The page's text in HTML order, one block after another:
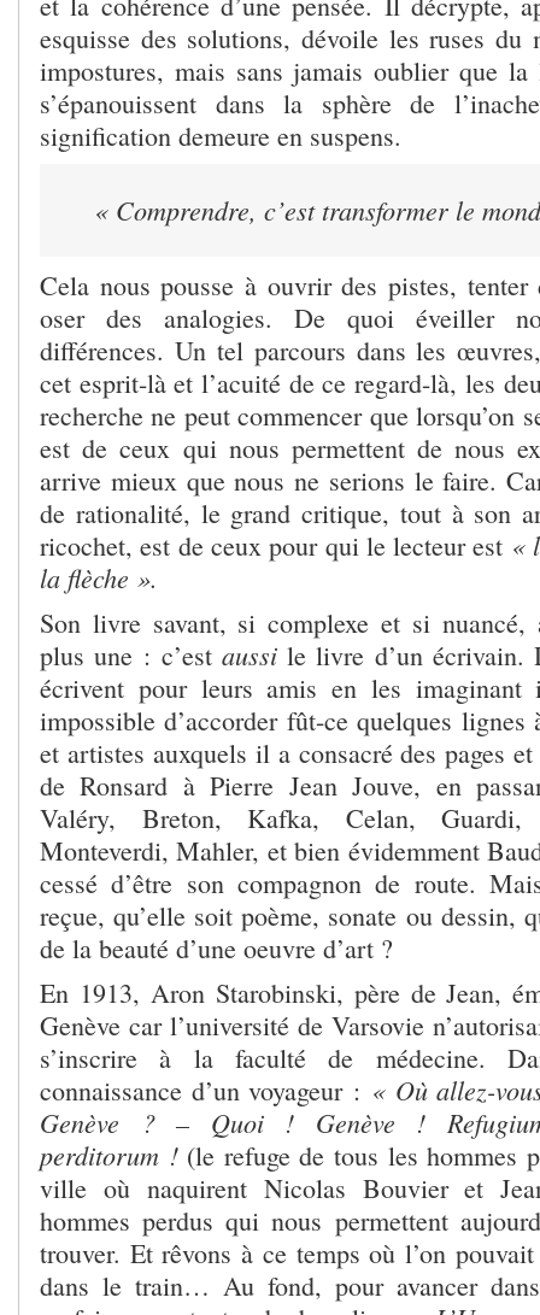
esquisse des solutions, dévoile les ruses du
impostures, mais sans jamais oublier que
s’épanouissent dans la sphère de
signification demeure en suspens.
« Comprendre, c’est transformer le
Cela nous pousse à ouvrir des pistes, tenter
oser des analogies. De quoi éveiller
différences. Un tel parcours dans les
cet esprit-là et l’acuité de ce regard-là, les
recherche ne peut commencer que lorsqu’on
est de ceux qui nous permettent de nous
arrive mieux que nous ne serions le faire.
de rationalité, le grand critique, tout à son
ricochet, est de ceux pour qui le lecteur est «
la flèche ».
Son livre savant, si complexe et si nuancé,
plus une : c’est aussile livre d’un écrivain.
écrivent pour leurs amis en les imaginant
impossible d’accorder fût-ce quelques lignes
et artistes auxquels il a consacré des pages et
de Ronsard à Pierre Jean Jouve, en
Valéry, Breton, Kafka, Celan, Guardi,
Monteverdi, Mahler, et bien évidemment
cessé d’être son compagnon de route.
reçue, qu’elle soit poème, sonate ou dessin,
de la beauté d’une oeuvre d’art ?
En 1913, Aron Starobinski, père de Jean,
Genève car l’université de Varsovie
s’inscrire à la faculté de médecine.
connaissance d’un voyageur : « Où allez-
Genève ? – Quoi ! Genève !
perditorum !(le refuge de tous les hommes
ville où naquirent Nicolas Bouvier et
hommes perdus qui nous permettent
trouver. Et rêvons à ce temps où l’on
dans le train… Au fond, pour avancer